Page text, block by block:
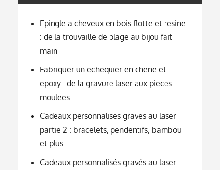
Epingle a cheveux en bois flotte et resine
: de la trouvaille de plage au bijou fait
main
Fabriquer un echequier en chene et
epoxy : de la gravure laser aux pieces
moulees
Cadeaux personnalises graves au laser
partie 2 : bracelets, pendentifs, bambou
et plus
Cadeaux personnalisés gravés au laser :